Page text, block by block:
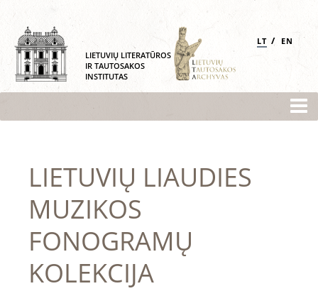
LIETUVIŲ LITERATŪROS
IR TAUTOSAKOS
INSTITUTAS
LT / EN
LIETUVIŲ LIAUDIES
MUZIKOS
FONOGRAMŲ
KOLEKCIJA